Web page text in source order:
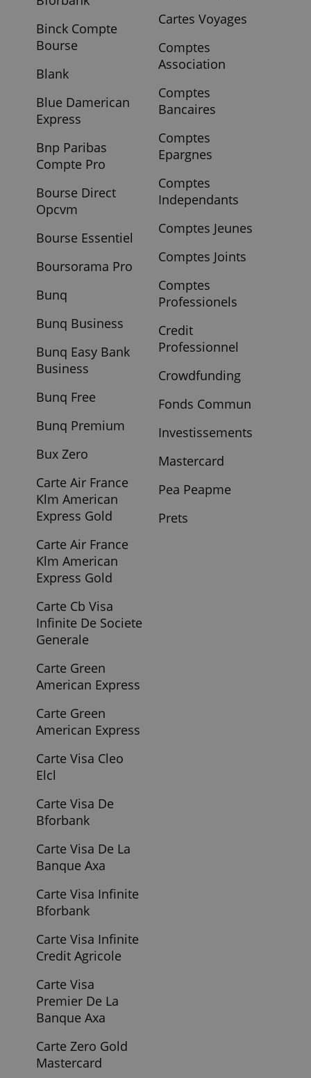
Compte Bancaire
Bforbasic De
Bforbank
Binck Compte
Blank
Blue Damerican
Express
Compte Pro
Bourse Direct
Opcvm
Bourse Essentiel
Bunq
Bunq Business
Bunq Easy Bank
Business
Bunq Free
Bunq Premium
Bux Zero
Carte Air France
Express Gold
Klm American
Express Gold
Carte Cb Visa
Generale
Carte Green
American Express
Carte Green
American Express
Carte Visa Cleo
Elcl
Carte Visa De
Bforbank
Carte Visa De La
Banque Axa
Cartes
Independantes
Cartes Prepayees
Cartes Voyages
Comptes
Association
Comptes
Bancaires
Comptes
Epargnes
Comptes
Independants
Comptes Jeunes
Comptes Joints
Comptes
Professionels
Credit
Crowdfunding